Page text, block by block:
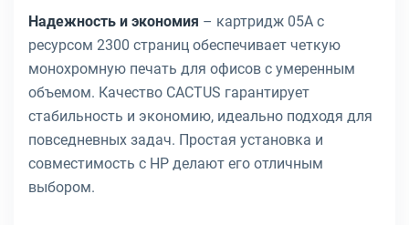
Надежность и экономия – картридж 05A с
ресурсом 2300 страниц обеспечивает четкую
монохромную печать для офисов с умеренным
объемом. Качество CACTUS гарантирует
стабильность и экономию, идеально подходя для
повседневных задач. Простая установка и
совместимость с HP делают его отличным
выбором.